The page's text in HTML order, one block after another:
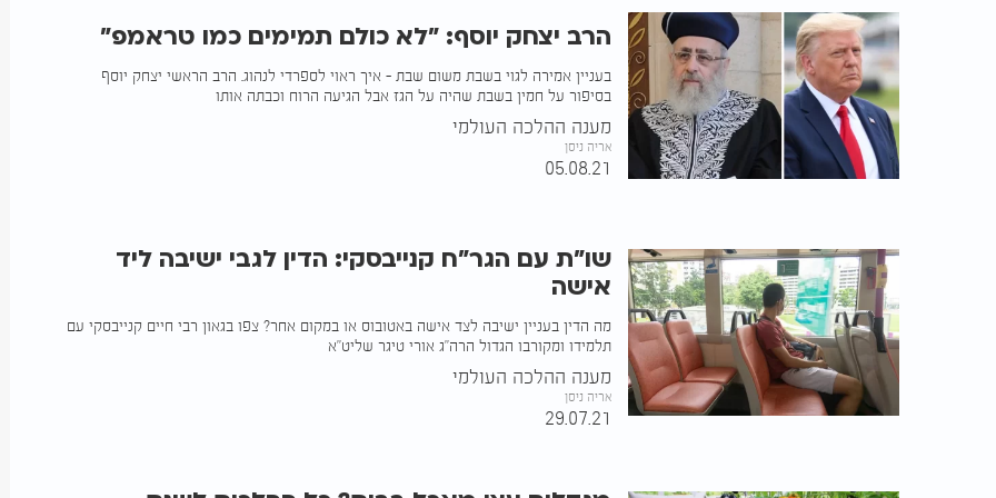
הרב יצחק יוסף: "לא כולם תמימים כמו טראמפ"
בעניין אמירה לגוי בשבת משום שבת - איך ראוי לספרדי לנהוג. הרב הראשי יצחק יוסף
בסיפור על חמין בשבת שהיה על הגז אבל הגיעה הרוח וכבתה אותו
מענה ההלכה העולמי
אריה ניסן
05.08.21
שו"ת עם הגר"ח קנייבסקי: הדין לגבי ישיבה ליד
אישה
מה הדין בעניין ישיבה לצד אישה באטובוס או במקום אחר? צפו בגאון רבי חיים קנייבסקי עם
תלמידו ומקורבו הגדול הרה"ג אורי טיגר שליט"א
מענה ההלכה העולמי
אריה ניסן
29.07.21